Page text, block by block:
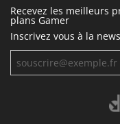
Recevez les meilleurs
plans Gamer
Inscrivez vous à la